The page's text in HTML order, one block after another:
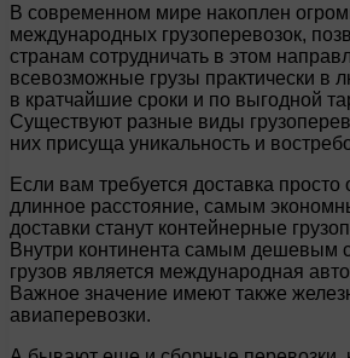
В современном мире накоплен
международных грузоперевозок,
странам сотрудничать в этом
всевозможные грузы практически в
в кратчайшие сроки и по выгодной
Существуют разные виды
них присуща уникальность и
Если вам требуется доставка просто
длинное расстояние, самым
доставки станут контейнерные
Внутри континента самым дешевым
грузов является международная
Важное значение имеют также
авиаперевозки.